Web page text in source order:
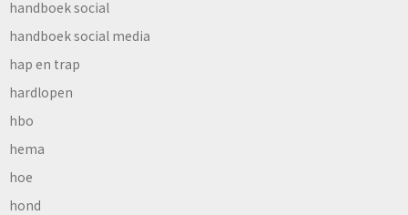
handboek social
handboek social media
hap en trap
hardlopen
hbo
hema
hoe
hond